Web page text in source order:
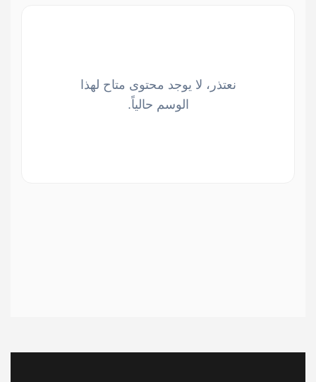
نعتذر، لا يوجد محتوى متاح لهذا
الوسم حالياً.